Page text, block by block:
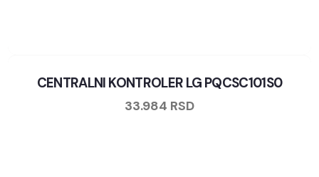
CENTRALNI KONTROLER LG PQCSC101S0
33.984 RSD